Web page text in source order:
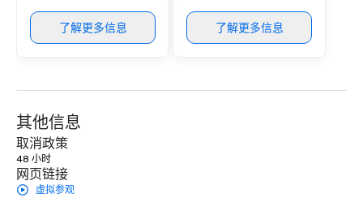
了解更多信息 了解更多信息
其他信息
取消政策
48 小时
网页链接
虚拟参观